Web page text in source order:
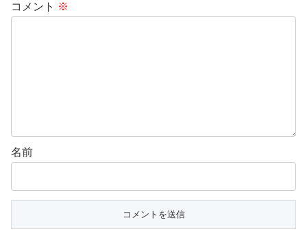
コメント ※
名前